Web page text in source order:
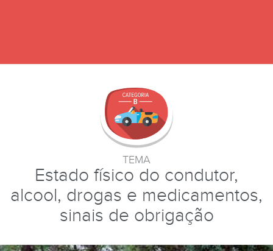
TEMA
Estado físico do condutor,
alcool, drogas e medicamentos,
sinais de obrigação